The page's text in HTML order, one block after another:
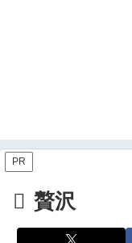
PR
贅沢